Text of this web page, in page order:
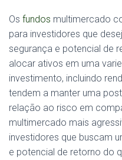
Os fundos multimercado
para investidores que
segurança e potencial de
alocar ativos em uma
investimento, incluindo
tendem a manter uma
relação ao risco em
multimercado mais
investidores que buscam
e potencial de retorno do